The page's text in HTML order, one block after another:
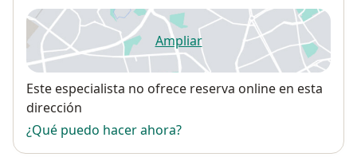
Ampliarse abre en una nueva
Disponibilidad
Este especialista no ofrece reserva online en esta
dirección
¿Qué puedo hacer ahora?